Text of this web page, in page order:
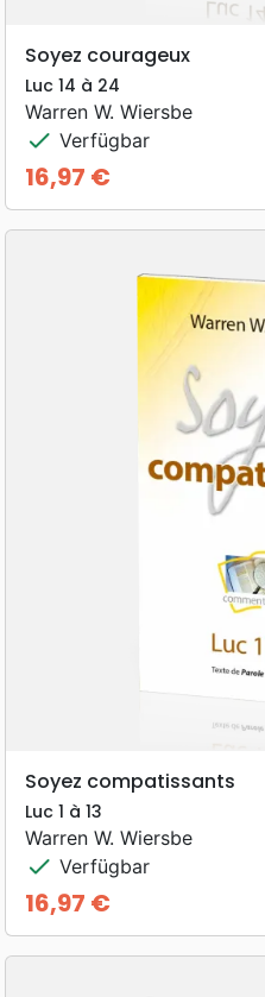
Soyez courageux
Luc 14 à 24
Warren W. Wiersbe
check Verfügbar
Preis
16,97 €
Soyez compatissants
Luc 1 à 13
Warren W. Wiersbe
check Verfügbar
Preis
16,97 €